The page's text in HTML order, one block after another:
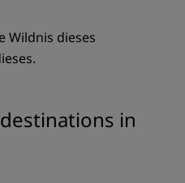
Wildnis dieses
in